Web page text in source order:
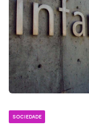
SOCIEDADE